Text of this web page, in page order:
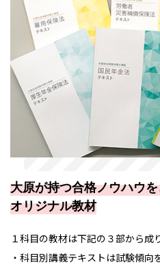
大原が持つ合格ノウハウ
オリジナル教材
１科目の教材は下記の３部から成
・科目別講義テキストは試験傾